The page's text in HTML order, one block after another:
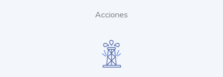
Acciones